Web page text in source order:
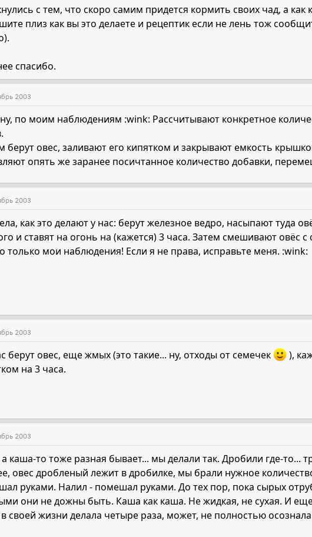
с тем, что скоро самим придется кормить своих чад, а
плиз как вы это делаете и рецептик если не лень тож
спасибо.
2003
по моим наблюдениям :wink: Рассчитывают конкретное
берут овес, заливают его кипятком и закрывают емкость
опять же заранее посичтанное количество добавки,
2003
как это делают у нас: берут железное ведро, насыпают туда
и ставят на огонь на (кажется) 3 часа. Затем смешивают овёс
только мои наблюдения! Если я не права, исправьте меня. :wink:
2003
берут овес, еще жмых (это такие... ну, отходы от семечек
),
на 3 часа.
2003
каша-то тоже разная бывает... мы делали так. Дробили где-то...
овес дробленый лежит в дробилке, мы брали нужное
руками. Налил - помешал руками. До тех пор, пока сырых
они не дожны быть. Каша как каша. Не жидкая, не сухая. И
своей жизни делала четыре раза, может, не полностью